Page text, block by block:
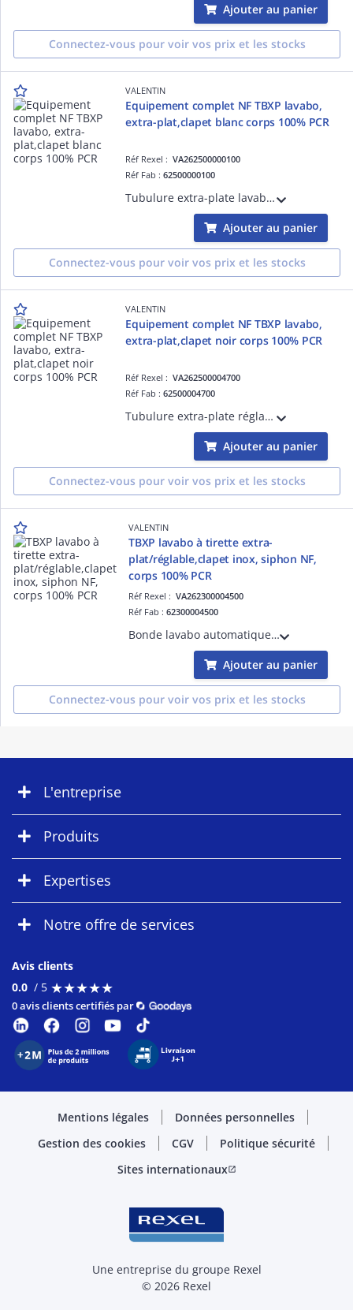
Ajouter au panier
Connectez-vous pour voir vos prix et les stocks
VALENTIN
Equipement complet NF TBXP lavabo,
extra-plat,clapet blanc corps 100% PCR
Réf Rexel :VA262500000100
Réf Fab :62500000100
Tubulure extra-plate lavabo réglable 114-275 mm, bonde H100 mm recoupable, clapet digiclic /fixe blanc satin, serr 5-87 mm, prises MàL/trop-plein, sortie D=32, siphon déporté,corps plastique 100% recyclé, H sous plan 40 mm, débit 32 l/min,N
Ajouter au panier
Connectez-vous pour voir vos prix et les stocks
VALENTIN
Equipement complet NF TBXP lavabo,
extra-plat,clapet noir corps 100% PCR
Réf Rexel :VA262500004700
Réf Fab :62500004700
Tubulure extra-plate réglable 114-275 mm, bonde H.100 recoupable, clapet digiclic/fixe noir, serrage 5-87 mm, sortie 32 avec prise MàL, 2 trop-pleins, siphon déporté, corps plastique 100 % recyclé, H sous vasque 40 mm, débit 32 l/min, NF.
Ajouter au panier
Connectez-vous pour voir vos prix et les stocks
VALENTIN
TBXP lavabo à tirette extra-
plat/réglable,clapet inox, siphon NF,
corps 100% PCR
Réf Rexel : VA262300004500
Réf Fab : 62300004500
Bonde lavabo automatique à tirette, H. 60 mm, recoupable, tubulure extra-plate réglable, clapet serti inox D=65 mm, serrage 19-47 mm, corps plastique 100% recyclé, Prises M-A-L et trop-plein, siphon NF avec joint intégré, débit 32 l/min.
Ajouter au panier
Connectez-vous pour voir vos prix et les stocks
L'entreprise
Produits
Expertises
Notre offre de services
Avis clients
0.0 / 5 ★★★★★
★★★★★
0 avis clients certifiés par
Mentions légales
Données personnelles
Gestion des cookies
CGV
Politique sécurité
Sites internationauxopen_in_new
Une entreprise du groupe Rexel
© 2026 Rexel